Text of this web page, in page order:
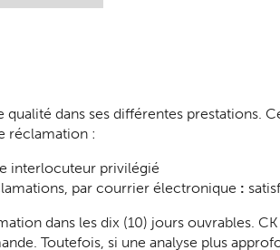
dans ses différentes prestations.
réclamation :
interlocuteur privilégié
par courrier électronique :
dans les dix (10) jours ouvrables.
Toutefois, si une analyse plus